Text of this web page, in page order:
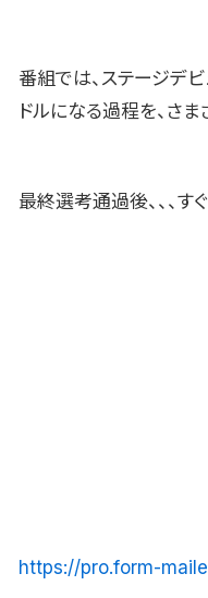
番組では、ステージデ
ドルになる過程を、さ
最終選考通過後、、、す
https://pro.form-